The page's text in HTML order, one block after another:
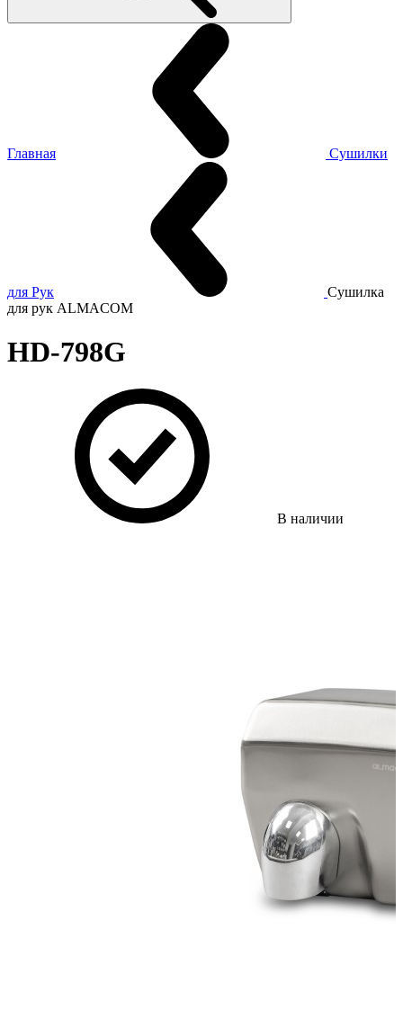
Главная Сушилки
для Рук
Сушилка
для рук ALMACOM
HD-798G
В наличии